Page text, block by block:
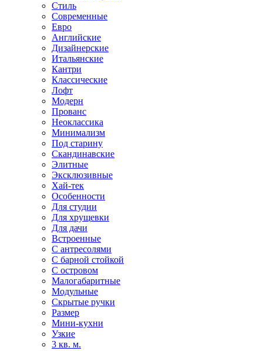
Стиль
Современные
Евро
Английские
Дизайнерские
Итальянские
Кантри
Классические
Лофт
Модерн
Прованс
Неоклассика
Минимализм
Под старину
Скандинавские
Элитные
Эксклюзивные
Хай-тек
Особенности
Для студии
Для хрущевки
Для дачи
Встроенные
С антресолями
С барной стойкой
С островом
Малогабаритные
Модульные
Скрытые ручки
Размер
Мини-кухни
Узкие
3 кв. м.